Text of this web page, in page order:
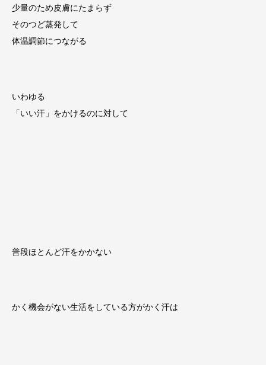
少量のため皮膚にたまらず
そのつど蒸発して
体温調節につながる
いわゆる
「いい汗」をかけるのに対して
普段ほとんど汗をかかない
かく機会がない生活をしている方がかく汗は